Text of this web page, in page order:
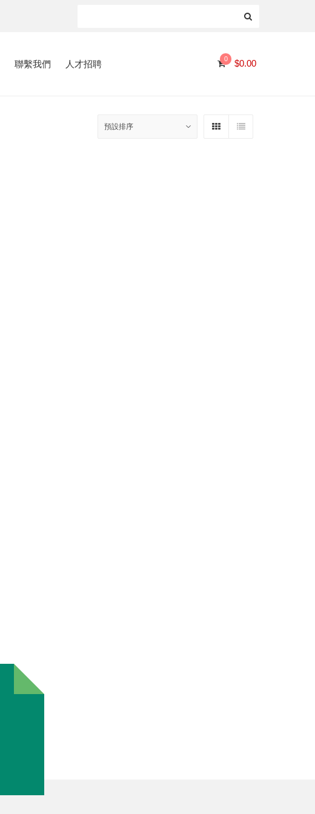
聯繫我們 人才招聘 0 $0.00